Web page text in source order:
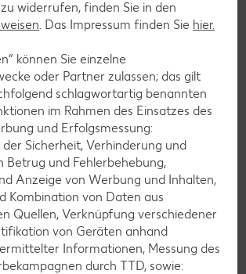
Rezepte entdecken
widerrufen, finden Sie in den
. Das Impressum finden Sie hier.
können Sie einzelne
oder Partner zulassen; das gilt
schlagwortartig benannten
im Rahmen des Einsatzes des
und Erfolgsmessung:
Sicherheit, Verhinderung und
Betrug und Fehlerbehebung,
Anzeige von Werbung und Inhalten,
Kombination von Daten aus
Quellen, Verknüpfung verschiedener
von Geräten anhand
Informationen, Messung des
durch TTD, sowie: